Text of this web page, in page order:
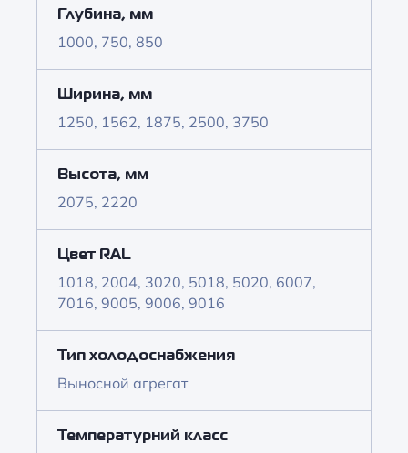
Глубина, мм
1000, 750, 850
Ширина, мм
1250, 1562, 1875, 2500, 3750
Высота, мм
2075, 2220
Цвет RAL
1018, 2004, 3020, 5018, 5020, 6007,
7016, 9005, 9006, 9016
Тип холодоснабжения
Выносной агрегат
Температурний класс